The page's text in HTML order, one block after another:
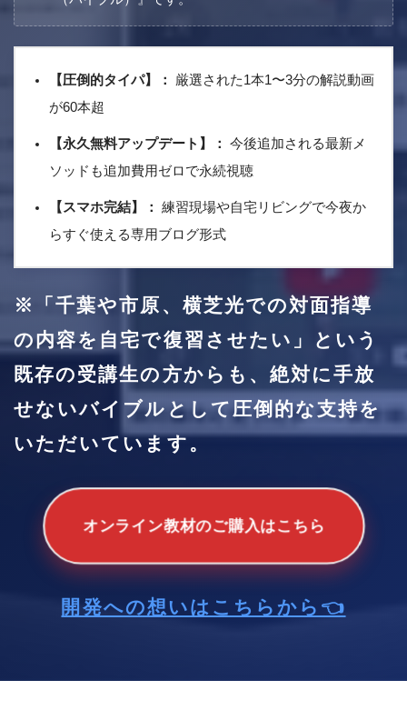
【圧倒的タイパ】：
厳選された1本1〜3分の解説動画
が60本超
【永久無料アップデート】：
今後追加される最新メ
ソッドも追加費用ゼロで永続視聴
【スマホ完結】：
練習現場や自宅リビングで今夜か
らすぐ使える専用ブログ形式
※「千葉や市原、横芝光での対面指導
の内容を自宅で復習させたい」という
既存の受講生の方からも、絶対に手放
せないバイブルとして圧倒的な支持を
いただいています。
オンライン教材のご購入はこちら
開発への想いはこちらから👈